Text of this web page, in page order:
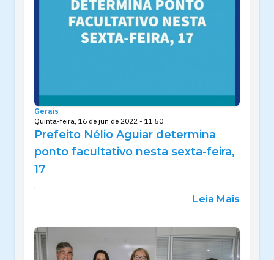
Gerais
Quinta-feira, 16 de jun de 2022 - 11:50
Prefeito Nélio Aguiar determina
ponto facultativo nesta sexta-feira,
17
.
Leia Mais